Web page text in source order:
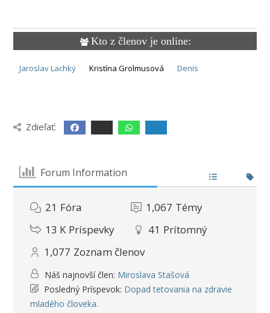
Kto z členov je online:
Jaroslav Lachký Kristína Grolmusová Denis
Zdieľať:
Forum Information
21 Fóra 1,067 Témy
13 K Príspevky 41 Prítomný
1,077 Zoznam členov
Náš najnovší člen: Miroslava Stašová
Posledný Príspevok: Dopad tetovania na zdravie
mladého človeka.